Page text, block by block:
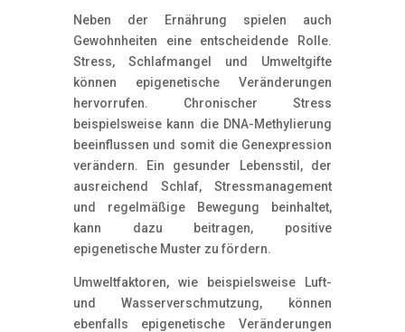
Neben der Ernährung spielen auch
Gewohnheiten eine entscheidende Rolle.
Stress, Schlafmangel und Umweltgifte
können epigenetische Veränderungen
hervorrufen. Chronischer Stress
beispielsweise kann die DNA-Methylierung
beeinflussen und somit die Genexpression
verändern. Ein gesunder Lebensstil, der
ausreichend Schlaf, Stressmanagement
und regelmäßige Bewegung beinhaltet,
kann dazu beitragen, positive
epigenetische Muster zu fördern.
Umweltfaktoren, wie beispielsweise Luft-
und Wasserverschmutzung, können
ebenfalls epigenetische Veränderungen